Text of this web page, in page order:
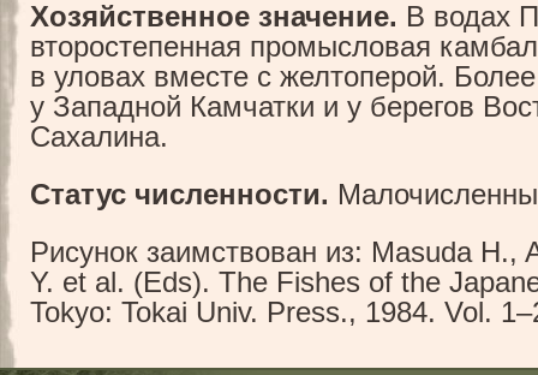
Хозяйственное значение. В водах
второстепенная промысловая
в уловах вместе с желтоперой.
у Западной Камчатки и у берегов
Сахалина.
Статус численности.
Рисунок заимствован из: Masuda H.,
Y. et al. (Eds). The Fishes of the
Tokyo: Tokai Univ. Press., 1984. Vol.